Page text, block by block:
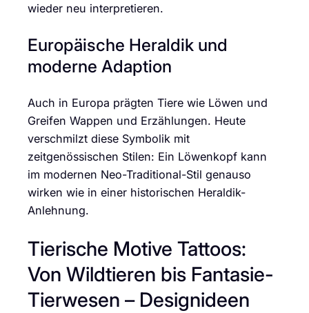
wieder neu interpretieren.
Europäische Heraldik und
moderne Adaption
Auch in Europa prägten Tiere wie Löwen und
Greifen Wappen und Erzählungen. Heute
verschmilzt diese Symbolik mit
zeitgenössischen Stilen: Ein Löwenkopf kann
im modernen Neo-Traditional-Stil genauso
wirken wie in einer historischen Heraldik-
Anlehnung.
Tierische Motive Tattoos:
Von Wildtieren bis Fantasie-
Tierwesen – Designideen